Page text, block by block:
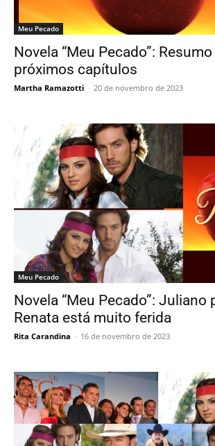
Meu Pecado
Novela “Meu Pecado”:
próximos capítulos
Martha Ramazotti - 20 de novembro de 2023
Meu Pecado
Novela “Meu Pecado”: Juliano
Renata está muito ferida
Rita Carandina - 16 de novembro de 2023